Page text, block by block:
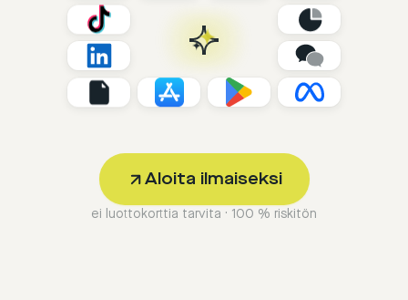
Aloita ilmaiseksi
ei luottokorttia tarvita · 100 % riskitön